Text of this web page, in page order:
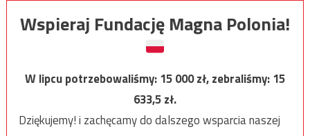
Wspieraj Fundację Magna Polonia!
W lipcu potrzebowaliśmy:15 000zł, zebraliśmy:15
633,5zł.
Dziękujemy! i zachęcamy do dalszego wsparcia naszej